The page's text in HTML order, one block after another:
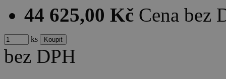
44 625,00 Kč Cena bez
ks
bez DPH